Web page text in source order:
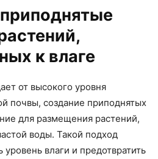
к влаге
от высокого уровня
почвы, создание приподнятых
для размещения растений,
воды. Такой подход
уровень влаги и предотвратить